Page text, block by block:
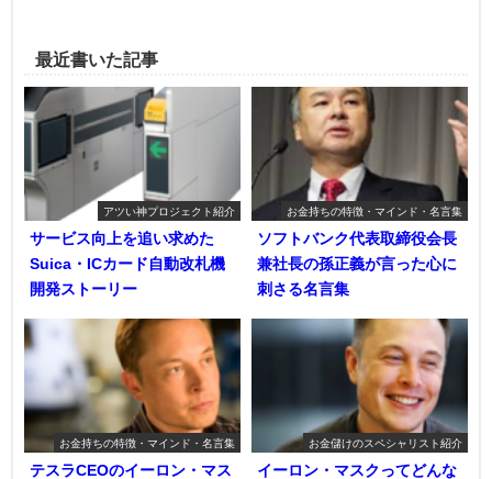
最近書いた記事
アツい神プロジェクト紹介
サービス向上を追い求めた
Suica・ICカード自動改札機
開発ストーリー
お金持ちの特徴・マインド・名言集
ソフトバンク代表取締役会長
兼社長の孫正義が言った心に
刺さる名言集
お金持ちの特徴・マインド・名言集
テスラCEOのイーロン・マス
お金儲けのスペシャリスト紹介
イーロン・マスクってどんな